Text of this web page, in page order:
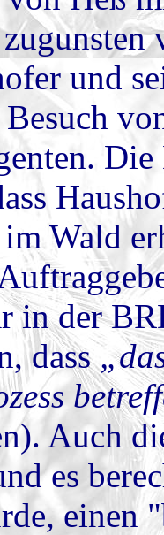
und
Besuch
Wald
in der
dass
Auch
es
einen